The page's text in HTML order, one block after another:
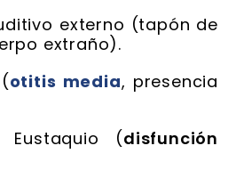
externo (tapón de
extraño).
otitis media, presencia
Eustaquio (disfunción